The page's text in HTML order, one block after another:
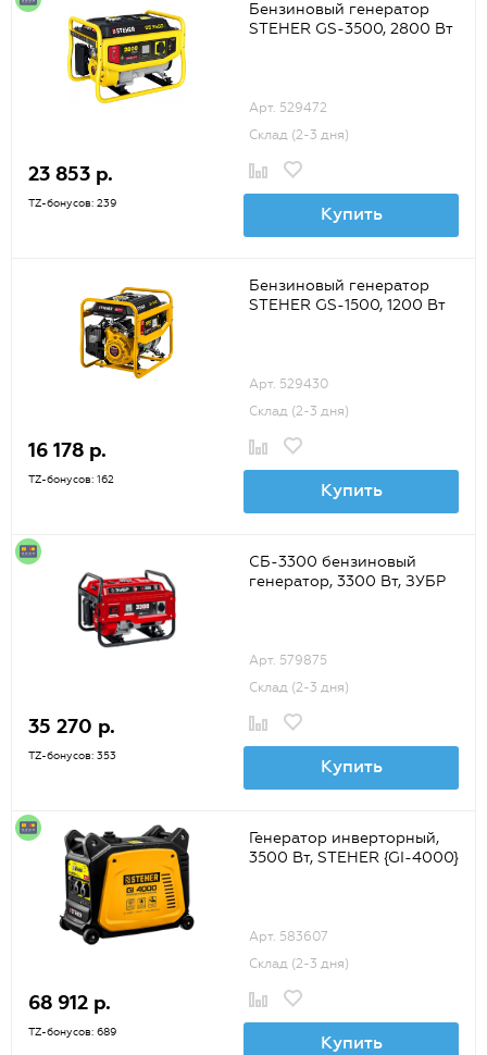
Бензиновый генератор
STEHER GS-3500, 2800 Вт
Арт. 529472
Склад (2-3 дня)
23 853 р.
TZ-бонусов: 239 Купить
Бензиновый генератор
STEHER GS-1500, 1200 Вт
Арт. 529430
Склад (2-3 дня)
16 178 р.
TZ-бонусов: 162 Купить
СБ-3300 бензиновый
генератор, 3300 Вт, ЗУБР
Арт. 579875
Склад (2-3 дня)
35 270 р.
TZ-бонусов: 353 Купить
Генератор инверторный,
3500 Вт, STEHER {GI-4000}
Арт. 583607
Склад (2-3 дня)
68 912 р.
TZ-бонусов: 689 Купить